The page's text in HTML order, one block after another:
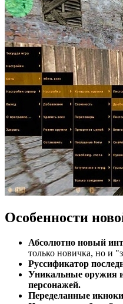
Особенности
Абсолютно новый
только новичка, но и
Руссификатор
Уникальные оружия
персонажей.
Переделанные